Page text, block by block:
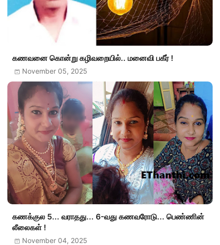
கணவனை கொன்று கழிவறையில்.. மனைவி பகீர் !
November 05, 2025
கணக்குல 5... வராதது... 6-வது கணவரோடு... பெண்ணின்
லீலைகள் !
November 04, 2025